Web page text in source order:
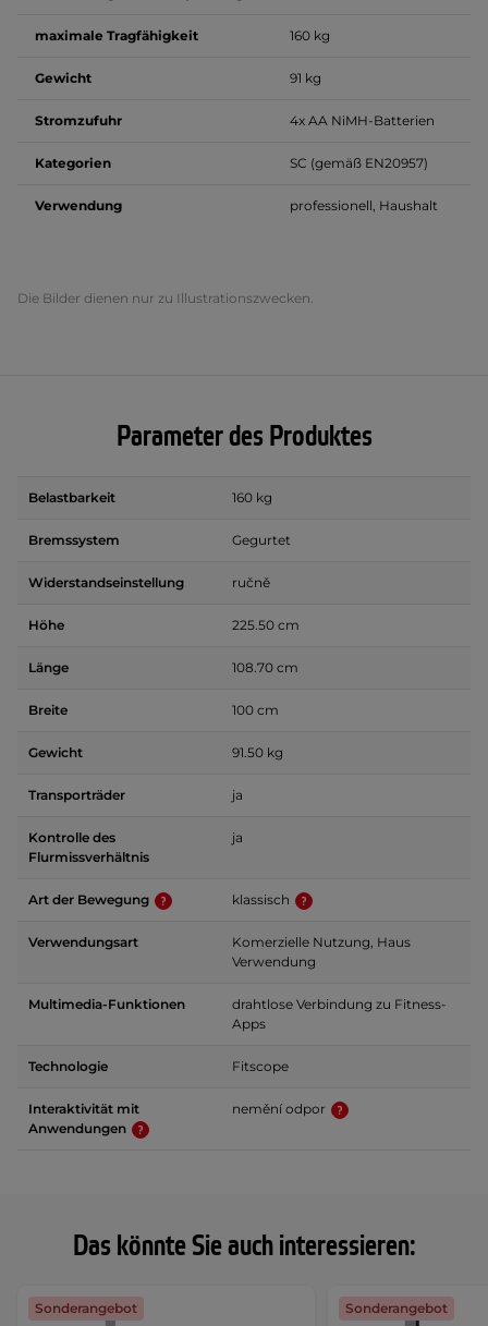
Das könnte Sie auch interessieren:
Sonderangebot Sonderangebot
maximale Tragfähigkeit 160 kg
Gewicht 91 kg
Stromzufuhr 4x AA NiMH-Batterien
Kategorien SC (gemäß EN20957)
Verwendung professionell, Haushalt
Die Bilder dienen nur zu Illustrationszwecken.
Parameter des Produktes
Belastbarkeit 160 kg
Bremssystem Gegurtet
Widerstandseinstellung ručně
Höhe 225.50 cm
Länge 108.70 cm
Breite 100 cm
Gewicht 91.50 kg
Transporträder ja
Kontrolle des
Flurmissverhältnis
ja
Art der Bewegung klassisch
Verwendungsart
Komerzielle Nutzung, Haus
Verwendung
Multimedia-Funktionen
drahtlose Verbindung zu Fitness-
Apps
Technologie Fitscope
Interaktivität mit
Anwendungen
nemění odpor